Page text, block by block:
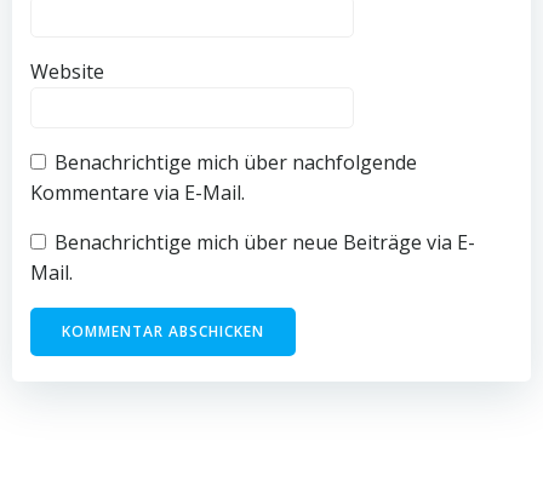
Website
Benachrichtige mich über nachfolgende
Kommentare via E-Mail.
Benachrichtige mich über neue Beiträge via E-
Mail.